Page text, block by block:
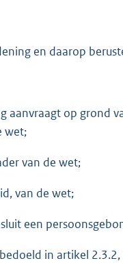
en daarop
aanvraagt op grond
wet;
van de wet;
van de wet;
een
in artikel